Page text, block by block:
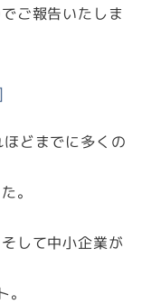
ご報告いたしま
どまでに多くの
。
して中小企業が